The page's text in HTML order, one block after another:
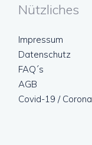
Nützliches
Impressum
Datenschutz
FAQ´s
AGB
Covid-19 / Corona